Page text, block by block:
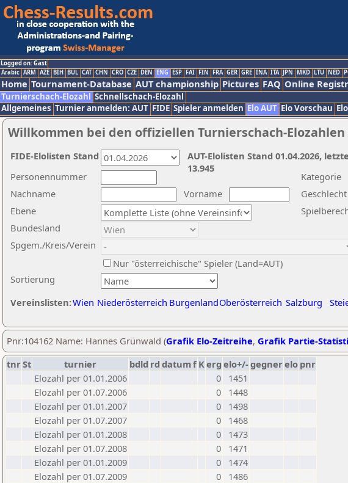
Logged on: Gast
Arabic ARM AZE BIH BUL CAT CHN CRO CZE DEN ENG ESP FAI FIN FRA GER GRE INA ITA JPN MKD LTU NED
Home Tournament-Database AUT championship Pictures FAQ Online
Turnierschach-Elozahl Schnellschach-Elozahl
Allgemeines Turnier anmelden: AUT FIDE Spieler anmelden Elo AUT Elo Vorschau
Willkommen bei den offiziellen Turnierschach-Elozahlen
Nachname
Vorname
Ebene
Kategorie
Sortierung
Personennummer
Bundesland
Spgem./Kreis/Verein
Geschlecht
Nur "österreichische" Spieler (Land=AUT)
Vereinslisten:Wien Niederösterreich BurgenlandOberösterreich Salzburg
AUT-Elolisten Stand 01.04.2026,
13.945
FIDE-Elolisten Stand
Pnr:104162 Name: Hannes Grünwald (Grafik Elo-Zeitreihe, Grafik Partie-
tnrSt turnier bdld rd datumf Kerg elo+/-gegnerelo pnr
Elozahl per 01.01.2006
0
1451
Elozahl per 01.07.2006
0
1448
Elozahl per 01.01.2007
0
1498
Elozahl per 01.07.2007
0
1468
Elozahl per 01.01.2008
0
1473
Elozahl per 01.07.2008
0
1471
Elozahl per 01.01.2009
0
1474
Elozahl per 01.07.2009
0
1486